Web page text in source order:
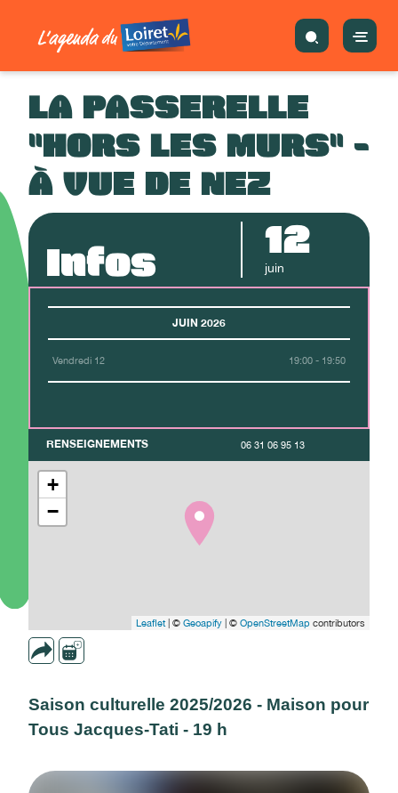
LA PASSERELLE
"HORS LES MURS" -
À VUE DE NEZ
Infos 12
juin
JUIN 2026
Vendredi 12 19:00 - 19:50
RENSEIGNEMENTS 06 31 06 95 13
+
−
Leaflet| © Geoapify | © OpenStreetMap contributors
Saison culturelle 2025/2026 - Maison pour
Tous Jacques-Tati - 19 h